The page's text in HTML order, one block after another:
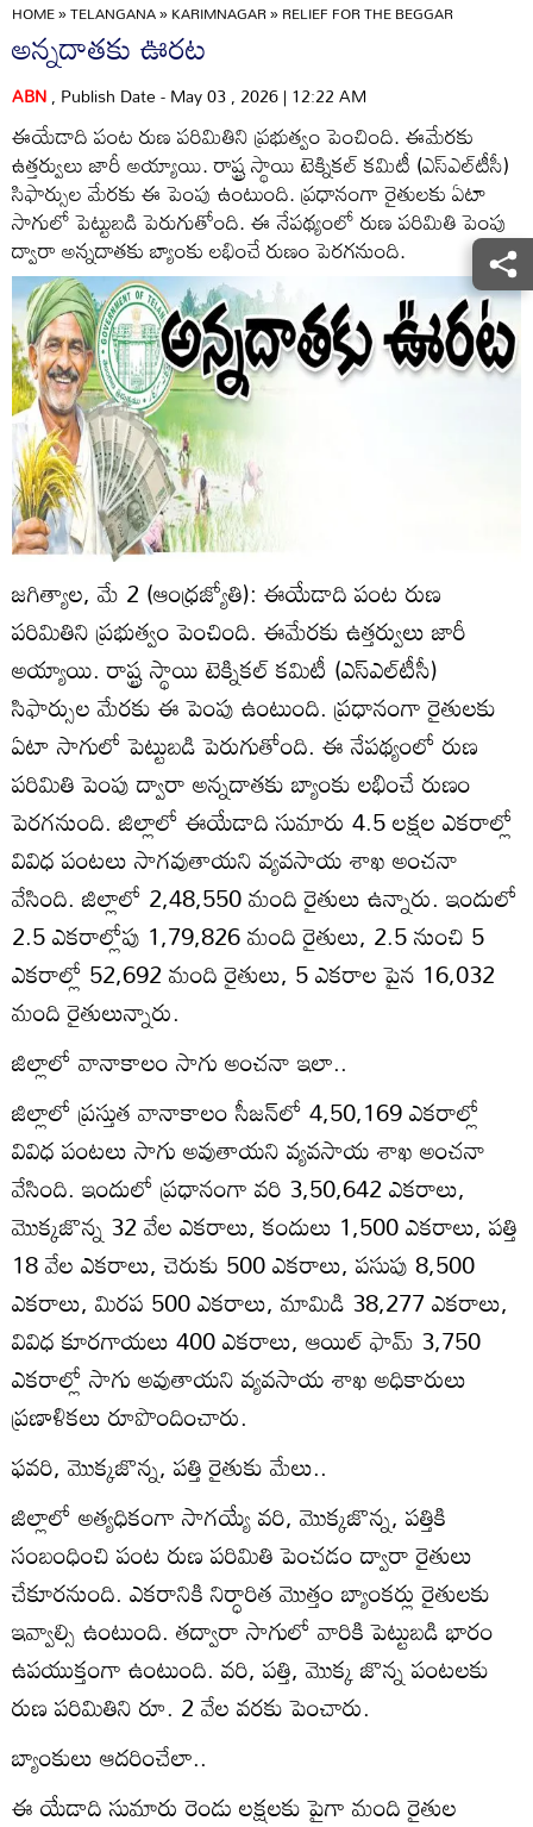
HOME»TELANGANA»KARIMNAGAR»RELIEF FOR THE BEGGAR
అన్నదాతకు ఊరట
ABN, Publish Date - May 03 , 2026 | 12:22 AM
ఈయేడాది పంట రుణ పరిమితిని ప్రభుత్వం పెంచింది. ఈమేరకు
ఉత్తర్వులు జారీ అయ్యాయి. రాష్ట్ర స్థాయి టెక్నికల్‌ కమిటీ (ఎస్‌ఎల్‌టీసీ)
సిఫార్సుల మేరకు ఈ పెంపు ఉంటుంది. ప్రధానంగా రైతులకు ఏటా
సాగులో పెట్టుబడి పెరుగుతోంది. ఈ నేపథ్యంలో రుణ పరిమితి పెంపు
ద్వారా అన్నదాతకు బ్యాంకు లభించే రుణం పెరగనుంది.
జగిత్యాల, మే 2 (ఆంధ్రజ్యోతి): ఈయేడాది పంట రుణ
పరిమితిని ప్రభుత్వం పెంచింది. ఈమేరకు ఉత్తర్వులు జారీ
అయ్యాయి. రాష్ట్ర స్థాయి టెక్నికల్‌ కమిటీ (ఎస్‌ఎల్‌టీసీ)
సిఫార్సుల మేరకు ఈ పెంపు ఉంటుంది. ప్రధానంగా రైతులకు
ఏటా సాగులో పెట్టుబడి పెరుగుతోంది. ఈ నేపథ్యంలో రుణ
పరిమితి పెంపు ద్వారా అన్నదాతకు బ్యాంకు లభించే రుణం
పెరగనుంది. జిల్లాలో ఈయేడాది సుమారు 4.5 లక్షల ఎకరాల్లో
వివిధ పంటలు సాగవుతాయని వ్యవసాయ శాఖ అంచనా
వేసింది. జిల్లాలో 2,48,550 మంది రైతులు ఉన్నారు. ఇందులో
2.5 ఎకరాల్లోపు 1,79,826 మంది రైతులు, 2.5 నుంచి 5
ఎకరాల్లో 52,692 మంది రైతులు, 5 ఎకరాల పైన 16,032
మంది రైతులున్నారు.
జిల్లాలో వానాకాలం సాగు అంచనా ఇలా..
జిల్లాలో ప్రస్తుత వానాకాలం సీజన్‌లో 4,50,169 ఎకరాల్లో
వివిధ పంటలు సాగు అవుతాయని వ్యవసాయ శాఖ అంచనా
వేసింది. ఇందులో ప్రధానంగా వరి 3,50,642 ఎకరాలు,
మొక్కజొన్న 32 వేల ఎకరాలు, కందులు 1,500 ఎకరాలు, పత్తి
18 వేల ఎకరాలు, చెరుకు 500 ఎకరాలు, పసుపు 8,500
ఎకరాలు, మిరప 500 ఎకరాలు, మామిడి 38,277 ఎకరాలు,
వివిధ కూరగాయలు 400 ఎకరాలు, ఆయిల్‌ ఫామ్‌ 3,750
ఎకరాల్లో సాగు అవుతాయని వ్యవసాయ శాఖ అధికారులు
ప్రణాళికలు రూపొందించారు.
ఫవరి, మొక్కజొన్న, పత్తి రైతుకు మేలు..
జిల్లాలో అత్యధికంగా సాగయ్యే వరి, మొక్కజొన్న, పత్తికి
సంబంధించి పంట రుణ పరిమితి పెంచడం ద్వారా రైతులు
చేకూరనుంది. ఎకరానికి నిర్ధారిత మొత్తం బ్యాంకర్లు రైతులకు
ఇవ్వాల్సి ఉంటుంది. తద్వారా సాగులో వారికి పెట్టుబడి భారం
ఉపయుక్తంగా ఉంటుంది. వరి, పత్తి, మొక్క జొన్న పంటలకు
రుణ పరిమితిని రూ. 2 వేల వరకు పెంచారు.
బ్యాంకులు ఆదరించేలా..
ఈ యేడాది సుమారు రెండు లక్షలకు పైగా మంది రైతుల